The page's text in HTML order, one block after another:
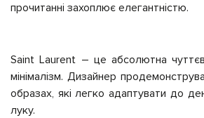
прочитанні захоплює елегантністю.
Saint Laurent – ​​це абсолютна
мінімалізм. Дизайнер
образах, які легко адаптувати до
луку.